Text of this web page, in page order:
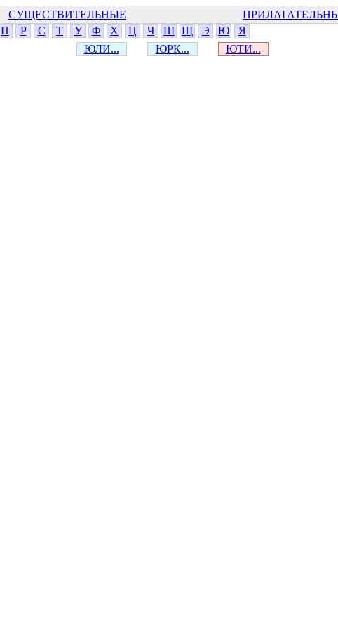
СУЩЕСТВИТЕЛЬНЫЕ
П Р С Т У Ф Х Ц Ч Ш Щ Э Ю
Я
ЮЛИ...
ЮРК... ЮТИ...